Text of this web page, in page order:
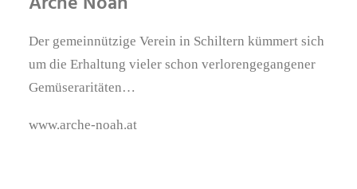
Der gemeinnützige Verein in Schiltern kümmert sich
um die Erhaltung vieler schon verlorengegangener
Gemüseraritäten…
www.arche-noah.at